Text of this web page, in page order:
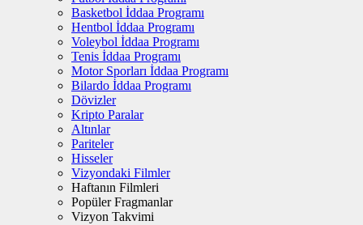
Basketbol İddaa Programı
Hentbol İddaa Programı
Voleybol İddaa Programı
Tenis İddaa Programı
Motor Sporları İddaa Programı
Bilardo İddaa Programı
Dövizler
Kripto Paralar
Altınlar
Pariteler
Hisseler
Vizyondaki Filmler
Haftanın Filmleri
Popüler Fragmanlar
Vizyon Takvimi